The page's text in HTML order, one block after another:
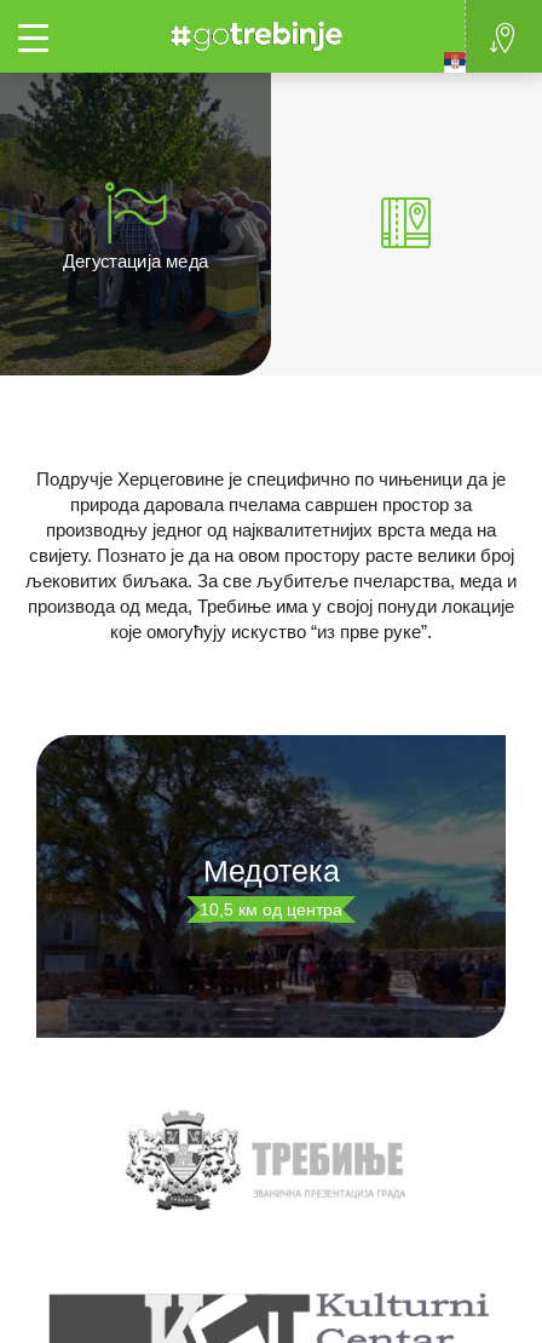
Toggle
Дегустација меда
+ -
Подручје Херцеговине је специфично по чињеници да је
природа даровала пчелама савршен простор за
производњу једног од најквалитетнијих врста меда на
свијету. Познато је да на овом простору расте велики број
љековитих биљака. За све љубитеље пчеларства, меда и
производа од меда, Требиње има у својој понуди локације
које омогућују искуство “из прве руке”.
Медотека
10,5 км од центра